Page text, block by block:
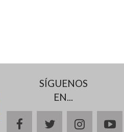
SÍGUENOS
EN...
facebooktwitter